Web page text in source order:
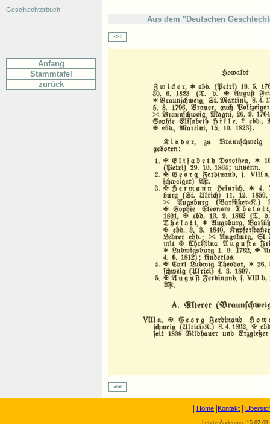
Geschlechterbuch
Anfang
Stammtafel
zurück
Aus dem "Deutschen
<<
<<
Home Kontakt
Letzte Änderung: 15.02.03